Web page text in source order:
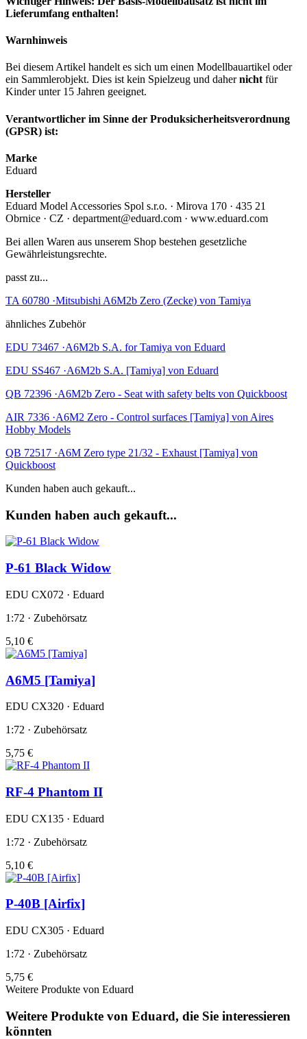
Lieferumfang enthalten!
Warnhinweis
Bei diesem Artikel handelt es sich um einen Modellbauartikel oder
ein Sammlerobjekt. Dies ist kein Spielzeug und dahernicht für
Kinder unter 15 Jahren geeignet.
Verantwortlicher im Sinne der Produksicherheitsverordnung
(GPSR) ist:
Marke
Eduard
Hersteller
Eduard Model Accessories Spol s.r.o. · Mirova 170 · 435 21
Obrnice · CZ · department@eduard.com · www.eduard.com
Bei allen Waren aus unserem Shop bestehen gesetzliche
Gewährleistungsrechte.
passt zu...
TA 60780 ·Mitsubishi A6M2b Zero (Zecke) von Tamiya
ähnliches Zubehör
EDU 73467 ·A6M2b S.A. for Tamiya von Eduard
EDU SS467 ·A6M2b S.A. [Tamiya] von Eduard
QB 72396 ·A6M2b Zero - Seat with safety belts von Quickboost
AIR 7336 ·A6M2 Zero - Control surfaces [Tamiya] von Aires
Hobby Models
QB 72517 ·A6M Zero type 21/32 - Exhaust [Tamiya] von
Quickboost
Kunden haben auch gekauft...
Kunden haben auch gekauft...
P-61 Black Widow
EDU CX072 · Eduard
1:72 · Zubehörsatz
5,10 €
A6M5 [Tamiya]
EDU CX320 · Eduard
1:72 · Zubehörsatz
5,75 €
RF-4 Phantom II
EDU CX135 · Eduard
1:72 · Zubehörsatz
5,10 €
P-40B [Airfix]
EDU CX305 · Eduard
1:72 · Zubehörsatz
5,75 €
Weitere Produkte von Eduard
Weitere Produkte von Eduard, die Sie interessieren
könnten